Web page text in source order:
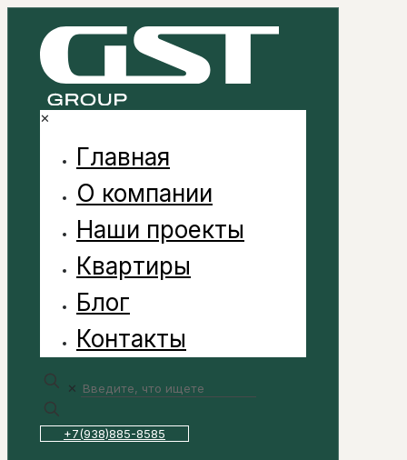
✕
Главная
О компании
Наши проекты
Квартиры
Блог
Контакты
✕
+7(938)885-8585